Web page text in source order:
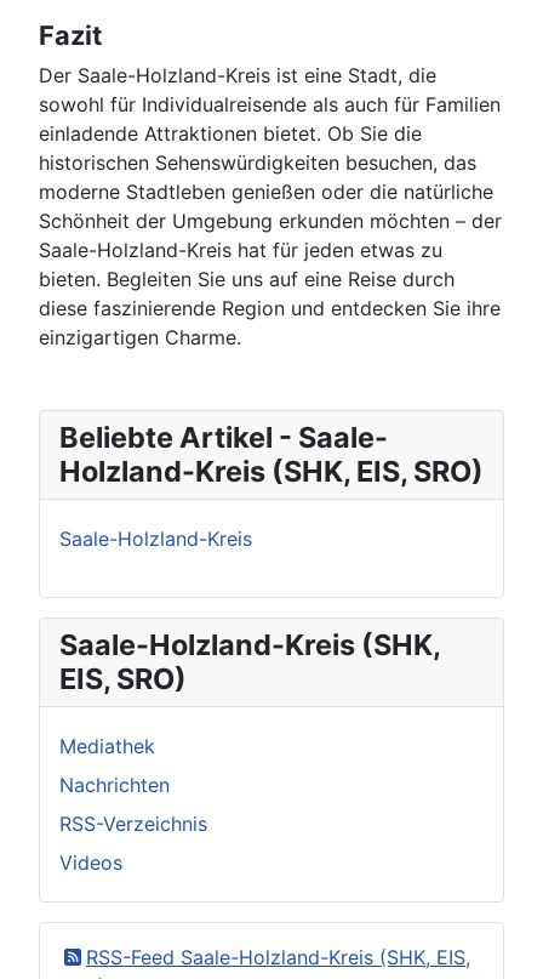
Fazit
Der Saale-Holzland-Kreis ist eine Stadt, die
sowohl für Individualreisende als auch für Familien
einladende Attraktionen bietet. Ob Sie die
historischen Sehenswürdigkeiten besuchen, das
moderne Stadtleben genießen oder die natürliche
Schönheit der Umgebung erkunden möchten – der
Saale-Holzland-Kreis hat für jeden etwas zu
bieten. Begleiten Sie uns auf eine Reise durch
diese faszinierende Region und entdecken Sie ihre
einzigartigen Charme.
Beliebte Artikel - Saale-
Holzland-Kreis (SHK, EIS, SRO)
Saale-Holzland-Kreis
Saale-Holzland-Kreis (SHK,
EIS, SRO)
Mediathek
Nachrichten
RSS-Verzeichnis
Videos
RSS-Feed Saale-Holzland-Kreis (SHK, EIS,